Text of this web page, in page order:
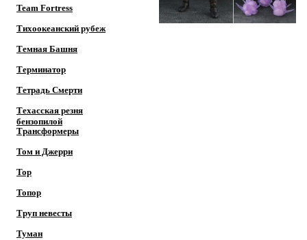
Team Fortress
Тихоокеанский рубеж
Темная Башня
Терминатор
Тетрадь Смерти
Техасская резня
бензопилой
Трансформеры
Том и Джерри
Тор
Топор
Труп невесты
Туман